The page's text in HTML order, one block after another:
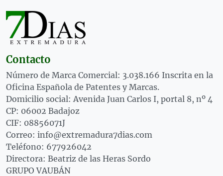
Contacto
Número de Marca Comercial: 3.038.166 Inscrita en la
Oficina Española de Patentes y Marcas.
Domicilio social: Avenida Juan Carlos I, portal 8, nº 4
CP: 06002 Badajoz
CIF: 08856071J
Correo: info@extremadura7dias.com
Teléfono: 677926042
Directora: Beatriz de las Heras Sordo
GRUPO VAUBÁN